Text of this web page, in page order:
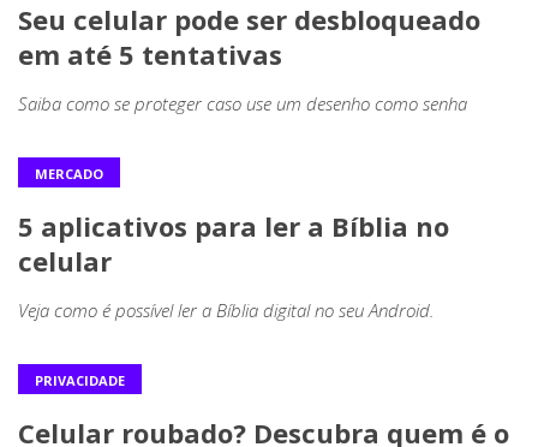
Seu celular pode ser desbloqueado
em até 5 tentativas
Saiba como se proteger caso use um desenho como senha
MERCADO
5 aplicativos para ler a Bíblia no
celular
Veja como é possível ler a Bíblia digital no seu Android.
PRIVACIDADE
Celular roubado? Descubra quem é o